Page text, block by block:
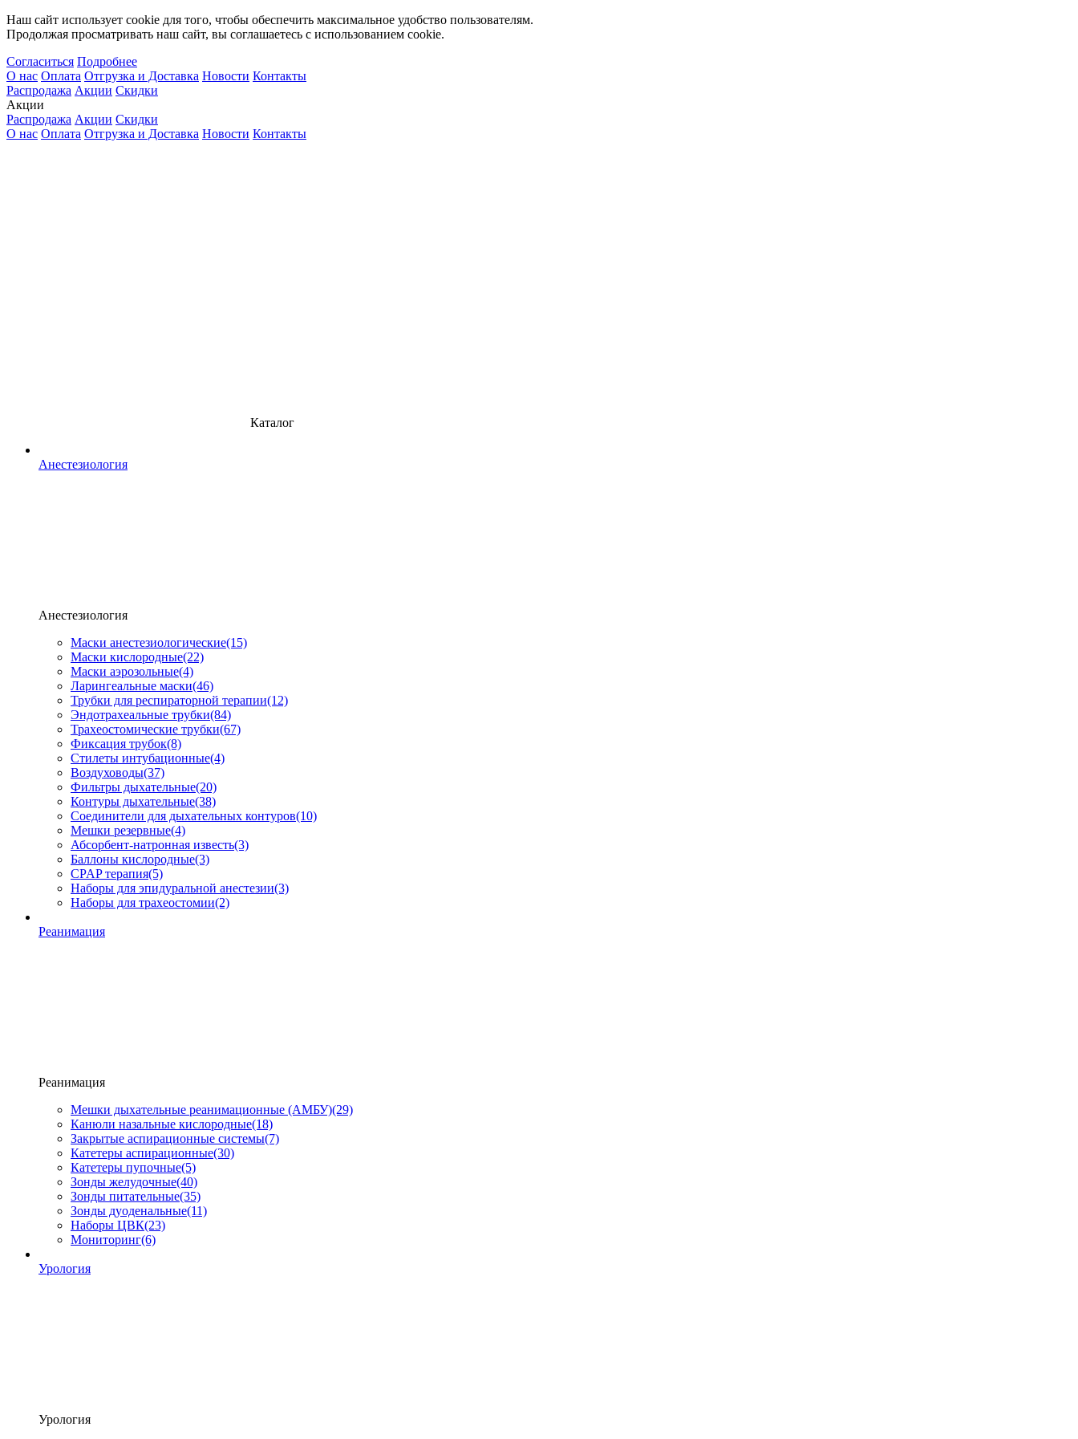
Наш сайт использует cookie для того, чтобы обеспечить максимальное удобство пользователям.
Продолжая просматривать наш сайт, вы соглашаетесь с использованием cookie.
Согласиться Подробнее
О нас Оплата Отгрузка и Доставка Новости Контакты
Распродажа Акции Скидки
Акции
Распродажа Акции Скидки
О нас Оплата Отгрузка и Доставка Новости Контакты
Каталог
Анестезиология
Анестезиология
Маски анестезиологические(15)
Маски кислородные(22)
Маски аэрозольные(4)
Ларингеальные маски(46)
Трубки для респираторной терапии(12)
Эндотрахеальные трубки(84)
Трахеостомические трубки(67)
Фиксация трубок(8)
Стилеты интубационные(4)
Воздуховоды(37)
Фильтры дыхательные(20)
Контуры дыхательные(38)
Соединители для дыхательных контуров(10)
Мешки резервные(4)
Абсорбент-натронная известь(3)
Баллоны кислородные(3)
CPAP терапия(5)
Наборы для эпидуральной анестезии(3)
Наборы для трахеостомии(2)
Реанимация
Реанимация
Мешки дыхательные реанимационные (АМБУ)(29)
Канюли назальные кислородные(18)
Закрытые аспирационные системы(7)
Катетеры аспирационные(30)
Катетеры пупочные(5)
Зонды желудочные(40)
Зонды питательные(35)
Зонды дуоденальные(11)
Наборы ЦВК(23)
Мониторинг(6)
Урология
Урология